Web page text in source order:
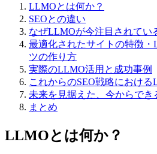
LLMOとは何か？
SEOとの違い
なぜLLMOが今注目されてい
最適化されたサイトの特徴
ツの作り方
実際のLLMO活用と成功事例
これからのSEO戦略におけ
未来を見据えた、今からでき
まとめ
LLMOとは何か？